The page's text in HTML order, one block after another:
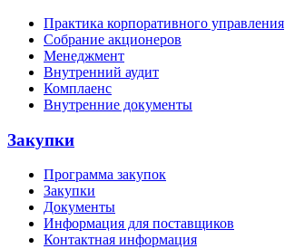
Практика корпоративного управления
Собрание акционеров
Менеджмент
Внутренний аудит
Комплаенс
Внутренние документы
Закупки
Программа закупок
Закупки
Документы
Информация для поставщиков
Контактная информация